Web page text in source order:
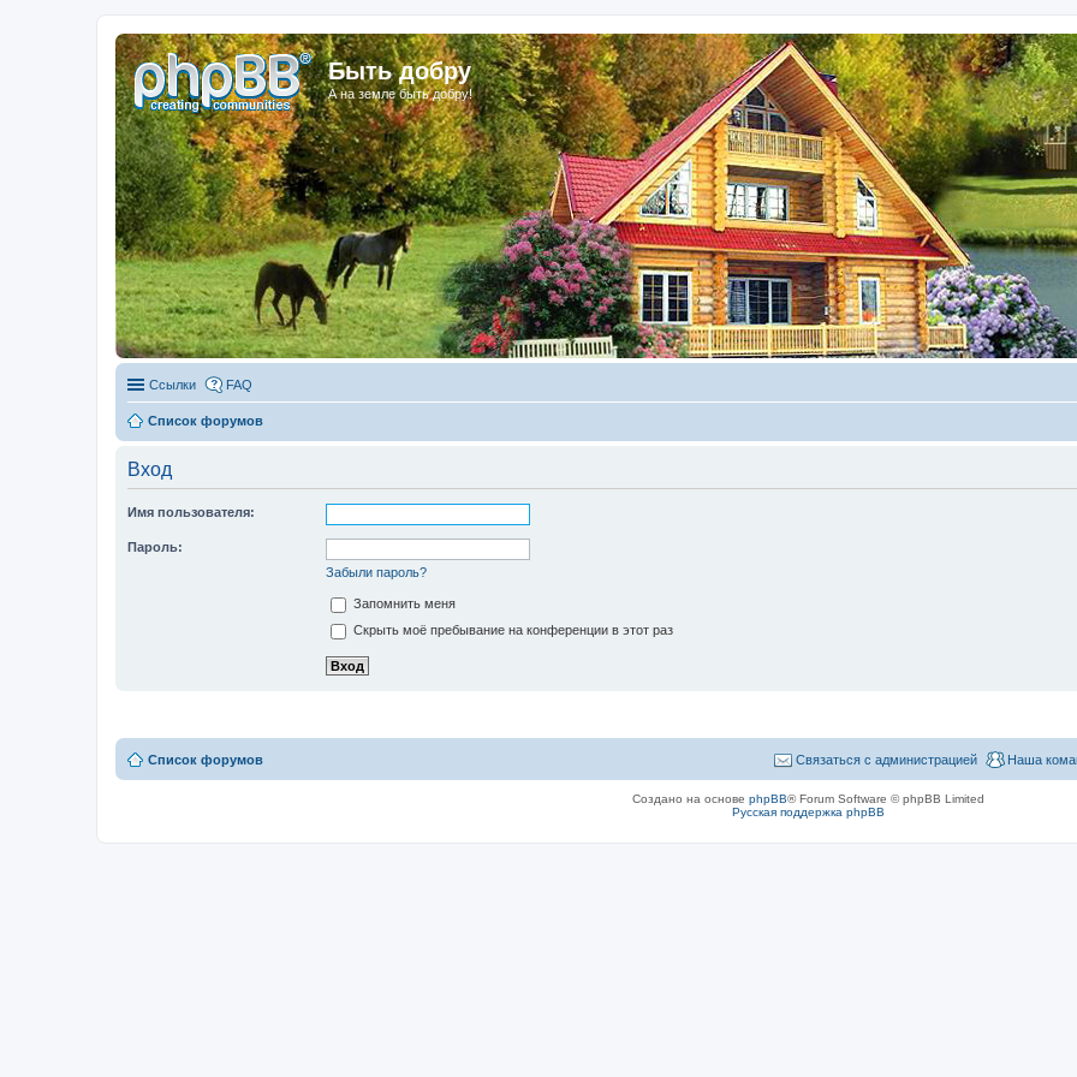
Быть добру
А на земле быть добру!
Ссылки FAQ
Список форумов
Вход
Имя пользователя:
Пароль:
Забыли пароль?
Запомнить меня
Скрыть моё пребывание на конференции в этот раз
Список форумов Наша
Связаться с администрацией
Создано на основе phpBB® Forum Software © phpBB Limited
Русская поддержка phpBB